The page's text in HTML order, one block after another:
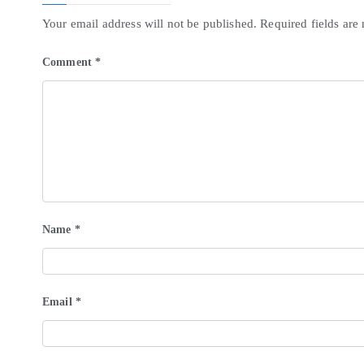
Your email address will not be published. Required fields are
Comment*
Name *
Email *